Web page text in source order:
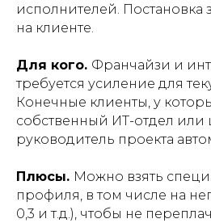
исполнителей. Постановка
на клиенте.
Для кого. Франчайзи и
требуется усиление для
Конечные клиенты, у
собственный ИТ-отдел или
руководитель проекта
Плюсы. Можно взять
профиля, в том числе на
0,3 и т.д.), чтобы не